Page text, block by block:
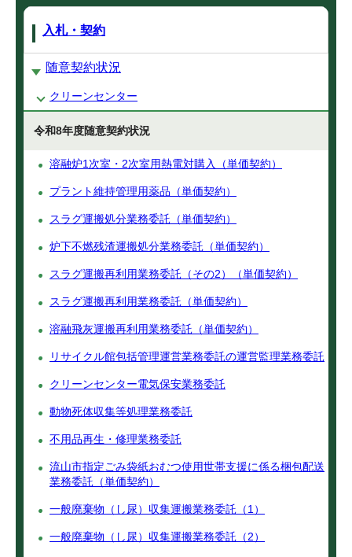
入札・契約
随意契約状況
クリーンセンター
令和8年度随意契約状況
溶融炉1次室・2次室用熱電対購入（単価契約）
プラント維持管理用薬品（単価契約）
スラグ運搬処分業務委託（単価契約）
炉下不燃残渣運搬処分業務委託（単価契約）
スラグ運搬再利用業務委託（その2）（単価契約）
スラグ運搬再利用業務委託（単価契約）
溶融飛灰運搬再利用業務委託（単価契約）
リサイクル館包括管理運営業務委託の運営監理業務委託
クリーンセンター電気保安業務委託
動物死体収集等処理業務委託
不用品再生・修理業務委託
流山市指定ごみ袋紙おむつ使用世帯支援に係る梱包配送
業務委託（単価契約）
一般廃棄物（し尿）収集運搬業務委託（1）
一般廃棄物（し尿）収集運搬業務委託（2）